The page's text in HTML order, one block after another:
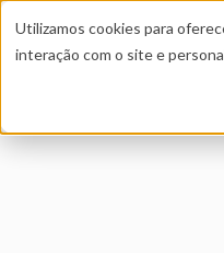
Utilizamos cookies para
interação com o site e